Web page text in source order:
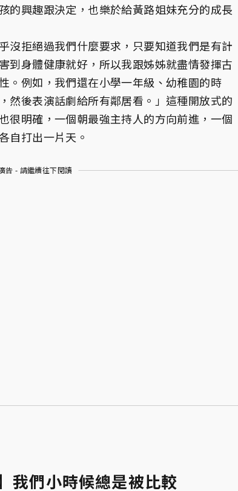
的興趣跟決定，也樂於給黃路姐妹充分的成長
沒拒絕過我們什麼要求，只要知道我們是有計
到身體健康就好，所以我跟姊姊就盡情發揮古
。例如，我們還在小學一年級、幼稚園的時
然後表演話劇給所有鄰居看。」這種開放式的
很明確，一個朝最強主持人的方向前進，一個
自打出一片天。
告 - 請繼續往下閱讀
我們小時候總是被比較